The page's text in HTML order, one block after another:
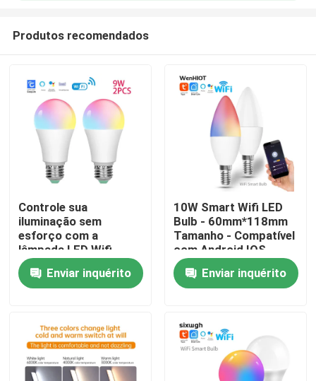
Casa
Produtos
Excursão da fábrica
Produtos recomendados
Controle sua
iluminação sem
esforço com a
lâmpada LED Wifi
inteligente com Tuya
Enviar inquérito
10W Smart Wifi LED
Bulb - 60mm*118mm
Tamanho - Compatível
com Android IOS
Enviar inquérito